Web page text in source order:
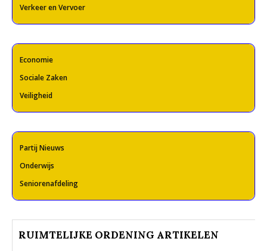
Verkeer en Vervoer
Economie
Sociale Zaken
Veiligheid
Partij Nieuws
Onderwijs
Seniorenafdeling
RUIMTELIJKE ORDENING ARTIKELEN